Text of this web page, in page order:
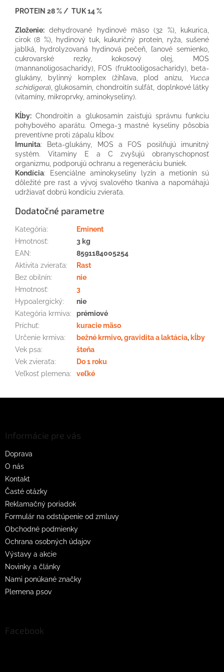
PROTEIN 28 % / TUK 14 %
Zloženie: dehydrované hydinové mäso (32 %), kukurica,
cirok (8 %), hydinový tuk, kukuričný proteín, ryža, sušené
jablká, hydrolyzovaná hydinová pečeň, ľanové semienko,
cukrovarské rezky, kokosový olej, MOS
(mannanoligosacharidy), FOS (fruktooligosacharidy), beta-
glukány, bylinný komplex (žihľava, plod anízu,
Yucca
schidigera), glukosamín, chondroitín sulfát, doplnkové látky
(vitamíny, mikroprvky, aminokyseliny).
Kĺby: Chondroitín a glukosamín zaisťujú správnu funkciu
pohybového aparátu. Omega-3 mastné kyseliny pôsobia
preventívne proti zápalu kĺbov.
Imunita: Beta-glukány, MOS a FOS posilňujú imunitný
systém. Vitamíny E a C zvyšujú obranyschopnosť
organizmu, podporujú ochranu a regeneráciu buniek.
Kondícia: Esenciálne aminokyseliny lyzín a metionín sú
dôležité pre rast a vývoj svalového tkaniva a napomáhajú
udržiavať dobrú kondíciu zvieraťa.
Dodatočné parametre
Kategória:
Eminent
Hmotnosť:
3 kg
EAN:
8591184005254
Aktivita zvieraťa:
Rast
Bez obilnín:
nie
Hmotnosť:
3
Hypoalergický:
nie
Kategória krmiva:
prémiové
Príchuť:
kuracie mäso
Určenie krmiva: bežné krmivo,gravidita a laktácia, kĺby
Vek psa:
šteňa
Vek zvieraťa:
Do 1 roku
Veľkosť plemena: veľké
Informácie pre vás
Doprava
O nás
Kontakt
Časté otázky
Reklamačný poriadok
Formulár na odstúpenie od zmluvy
Obchodné podmienky
Ochrana osobných údajov
Výstavy a akcie
Novinky a články
Nami ponúkané značky
Plemena psov
Facebook